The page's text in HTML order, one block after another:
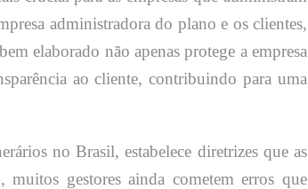
administradora do plano e os clientes,
elaborado não apenas protege a empresa
ao cliente, contribuindo para uma
no Brasil, estabelece diretrizes que as
muitos gestores ainda cometem erros que